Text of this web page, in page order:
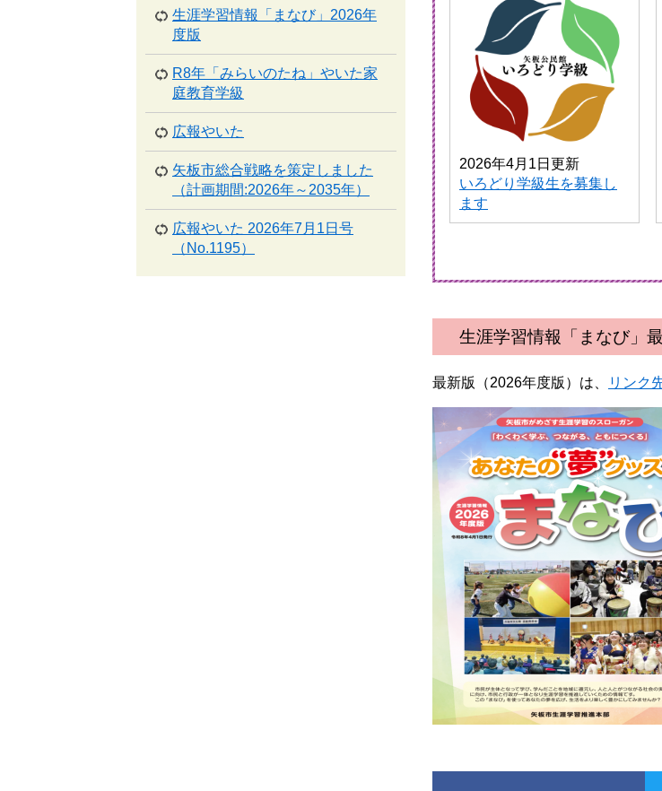
2026年4月1日更新
いろどり学級生を募集し
ます
生涯学習情報「まなび」
最新版（2026年度版）は、 リンク
生涯学習情報「まなび」2026年
度版
R8年「みらいのたね」やいた家
庭教育学級
広報やいた
矢板市総合戦略を策定しました
（計画期間:2026年～2035年）
広報やいた 2026年7月1日号
（No.1195）